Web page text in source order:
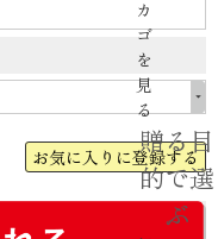
カ
ゴ
を
見
る
贈る目
的で選
ぶ
お気に入りに登録する